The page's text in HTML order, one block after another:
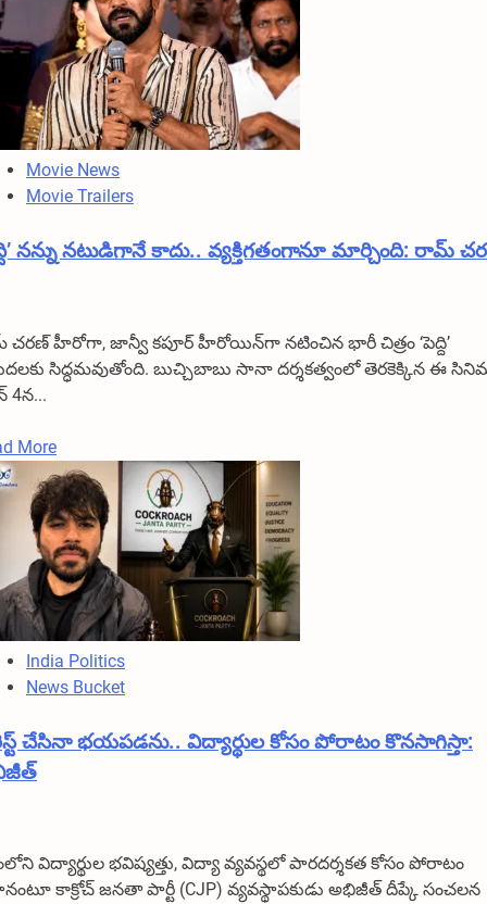
ఏళ్లకే
చరిత్ర
సృష్టించిన
వైభవ్‌కు
బీసీసీఐ
పూర్తి
సహకారం…
Movie News
Movie Trailers
నన్ను నటుడిగానే కాదు.. వ్యక్తిగతంగానూ మార్చింది: రామ్
హీరోగా, జాన్వీ కపూర్ హీరోయిన్‌గా నటించిన భారీ చిత్రం ‘పెద్ది’
సిద్ధమవుతోంది. బుచ్చిబాబు సానా దర్శకత్వంలో తెరకెక్కిన ఈ
4న...
MoreRead
more
about
‘పెద్ది’
నన్ను
నటుడిగానే
కాదు..
వ్యక్తిగతంగానూ
మార్చింది:
రామ్
India Politics
News Bucket
చేసినా భయపడను.. విద్యార్థుల కోసం పోరాటం కొనసాగిస్తా:
విద్యార్థుల భవిష్యత్తు, విద్యా వ్యవస్థలో పారదర్శకత కోసం పోరాటం
కాక్రోచ్ జనతా పార్టీ (CJP) వ్యవస్థాపకుడు అభిజీత్ దీప్కే సంచలన